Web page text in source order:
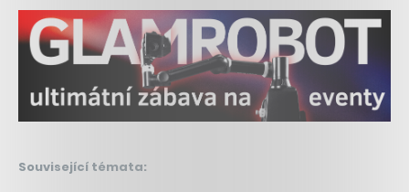
Související témata: